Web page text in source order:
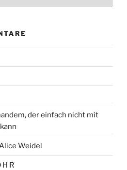
der einfach nicht mit
Weidel
H R